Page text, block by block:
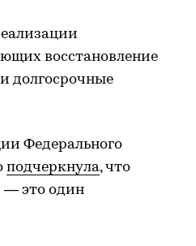
восстановление
долгосрочные
Федерального
подчеркнула, что
— это один